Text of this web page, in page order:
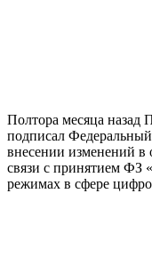
Полтора месяца назад
подписал
внесении изменений в
связи с принятием ФЗ
режимах в сфере